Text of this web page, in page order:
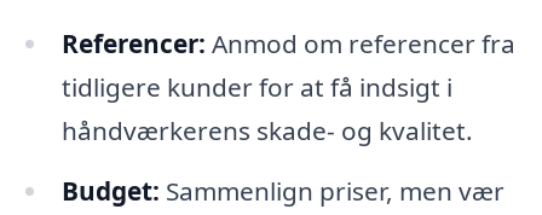
Referencer: Anmod om referencer fra
tidligere kunder for at få indsigt i
håndværkerens skade- og kvalitet.
Budget: Sammenlign priser, men vær